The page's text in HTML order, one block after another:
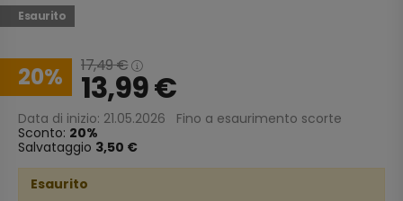
Esaurito
20 17,49€
13,99€
Data di inizio: 21.05.2026
Fino a esaurimento scorte
Sconto: 20
Salvataggio 3,50 €
Esaurito